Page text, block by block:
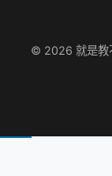
© 2026 就是教